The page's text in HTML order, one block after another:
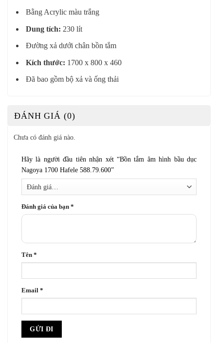
Bằng Acrylic màu trắng
Dung tích: 230 lít
Đường xả dưới chân bồn tắm
Kích thước: 1700 x 800 x 460
Đã bao gồm bộ xả và ống thải
ĐÁNH GIÁ (0)
Chưa có đánh giá nào.
Hãy là người đầu tiên nhận xét “Bồn tắm âm hình bầu dục
Nagoya 1700 Hafele 588.79.600”
Đánh giá của bạn *
Tên *
Email *